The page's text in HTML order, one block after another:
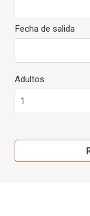
Fecha de salida
Adultos